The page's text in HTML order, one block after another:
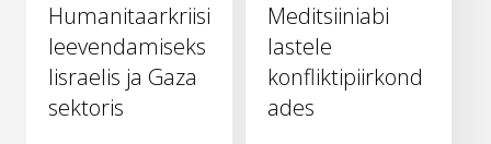
Humanitaarkriisi
leevendamiseks
Iisraelis ja Gaza
sektoris
Meditsiiniabi
lastele
konfliktipiirkond
ades